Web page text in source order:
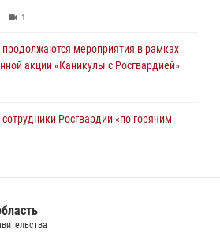
1
мероприятия в рамках
акции «Каникулы с Росгвардией»
Росгвардии «по горячим
Новгороде